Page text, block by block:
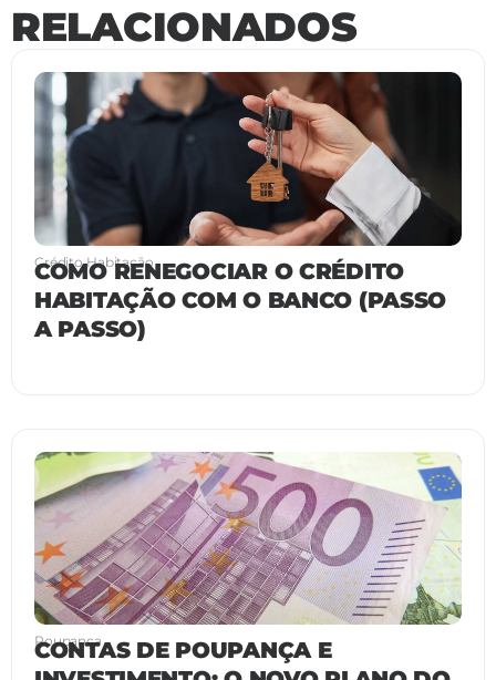
RELACIONADOS
Crédito Habitação
COMO RENEGOCIAR O CRÉDITO
HABITAÇÃO COM O BANCO (PASSO
A PASSO)
Poupança
CONTAS DE POUPANÇA E